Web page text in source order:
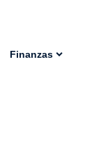
Finanzas